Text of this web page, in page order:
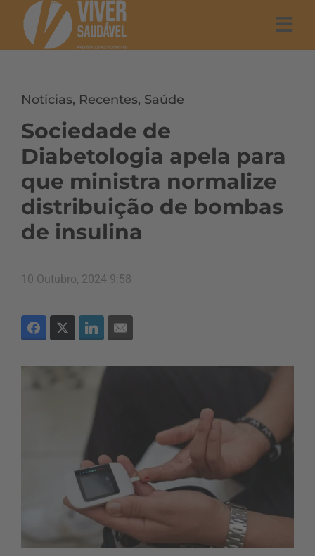
Notícias, Recentes, Saúde
Sociedade de
Diabetologia apela para
que ministra normalize
distribuição de bombas
de insulina
10 Outubro, 2024 9:58